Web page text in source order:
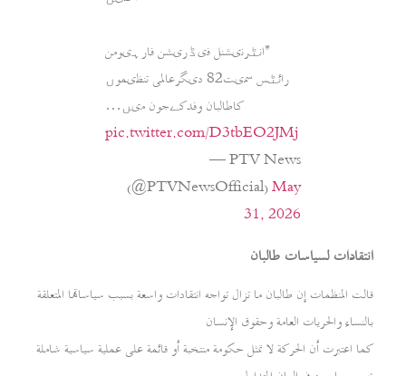
*انٹرنیشنل فیڈریشن فارہیومن
رائٹس سمیت82 دیگرعالمی تنظیموں
کاطالبان وفدکےجون میں…
pic.twitter.com/D3tbEO2JMj
— PTV News
(@PTVNewsOfficial)May
31, 2026
انتقادات لسياسات طالبان
قالت المنظمات إن طالبان ما تزال تواجه انتقادات واسعة بسبب سياساتها المتعلقة
بالنساء والحريات العامة وحقوق الإنسان
كما اعتبرت أن الحركة لا تمثل حكومة منتخبة أو قائمة على عملية سياسية شاملة